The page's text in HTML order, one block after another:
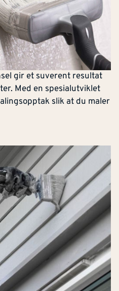
gir et suverent resultat
Med en spesialutviklet
slik at du maler